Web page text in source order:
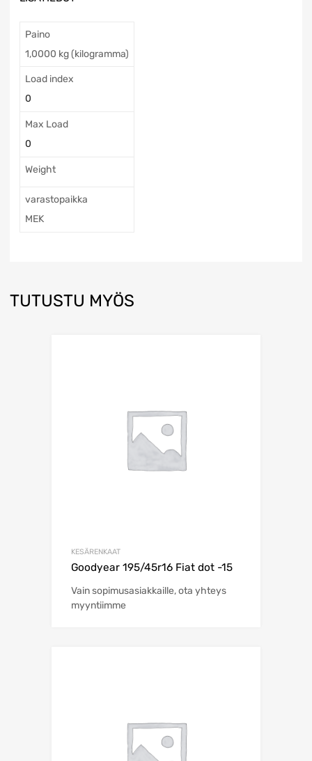
Paino
1,0000 kg (kilogramma)
Load index
0
Max Load
0
Weight
varastopaikka
MEK
TUTUSTU MYÖS
KESÄRENKAAT
Goodyear 195/45r16 Fiat dot -15
Vain sopimusasiakkaille, ota yhteys
myyntiimme